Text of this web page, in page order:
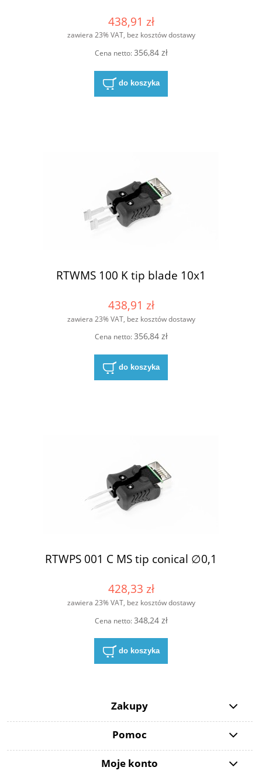
438,91 zł
zawiera 23% VAT, bez kosztów dostawy
Cena netto:356,84 zł
do koszyka
RTWMS 100 K tip blade 10x1
438,91 zł
zawiera 23% VAT, bez kosztów dostawy
Cena netto:356,84 zł
do koszyka
RTWPS 001 C MS tip conical ∅0,1
428,33 zł
zawiera 23% VAT, bez kosztów dostawy
Cena netto:348,24 zł
do koszyka
Zakupy
Pomoc
Moje konto